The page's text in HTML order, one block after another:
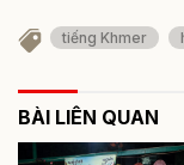
tiếng Khmer
BÀI LIÊN QUAN